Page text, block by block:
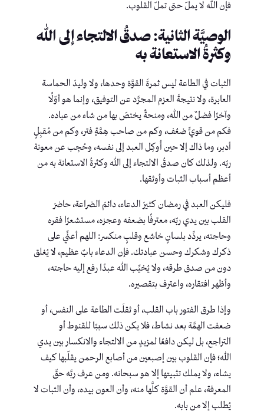
فإن الله لا يملّ حتى تملّ القلوب.
الوصيَّة الثانية: صدقُ الالتجاء إلى الله
وكثرةُ الاستعانة به
الثبات في الطاعة ليس ثمرةَ القوَّة وحدها، ولا وليدَ الحماسة
العابرة، ولا نتيجةَ العزم المجرَّد عن التوفيق، وإنما هو أوّلًا
وآخرًا فضلٌ من الله، ومنحةٌ يختصّ بها من شاء من عباده.
فكم من قويٍّ ضعُف، وكم من صاحب هِمَّةٍ فتر، وكم من مُقبِلٍ
أدبر، وما ذاك إلا حين أُوكِل العبد إلى نفسه، وحُجِب عن معونة
ربّه. ولذلك كان صدقُ الالتجاء إلى الله وكثرةُ الاستعانة به من
أعظم أسباب الثبات وأوثقها.
فليكن العبد في رمضان كثيرَ الدعاء، دائمَ الضراعة، حاضرَ
القلب بين يدي ربّه، معترفًا بضعفه وعجزه، مستشعرًا فقره
وحاجته، يردِّد بلسانٍ خاشع وقلبٍ منكسر: اللهم أعنِّي على
ذكرك وشكرك وحسن عبادتك. فإن الدعاء بابٌ عظيم، لا يُغلق
دون من صدق طرقه، ولا يُخيِّب الله عبدًا رفع إليه حاجته،
وأظهر افتقاره، واعترف بتقصيره.
وإذا طرق الفتور باب القلب، أو ثقلَت الطاعة على النفس، أو
ضعفت الهمَّة بعد نشاط، فلا يكن ذلك سببًا للقنوط أو
التراجع، بل ليكن دافعًا لمزيدٍ من الالتجاء والانكسار بين يدي
الله؛ فإن القلوب بين إصبعين من أصابع الرحمن يقلّبها كيف
يشاء، ولا يملك تثبيتها إلا هو سبحانه. ومن عرف ربَّه حقّ
المعرفة، علم أن القوَّة كلَّها منه، وأن العون بيده، وأن الثبات لا
يُطلب إلا من بابه.